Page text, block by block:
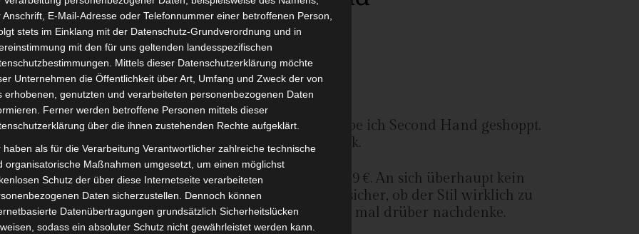
Schnäppchen
3. Juni 2025
Ihr Lieben,
Schätzchen. Diesen zauberhaften Couchtisch habe ich Second Hand geshoppt.
es war nicht unbedingt Liebe auf den ersten Blick.
und gefragt, was er kosten soll. Die Antwort: 39 €. An sich überhaupt kein
in so gutem Zustand. Aber ich war mir einfach unsicher, ob der Stil wirklich zu
habe ich mich bedankt und gesagt, dass ich noch mal drüber nachdenke.
Anschrift, E-Mail-Adresse oder Telefonnummer einer betroffenen Person,
stets im Einklang mit der Datenschutz-Grundverordnung und in
mit den für uns geltenden landesspezifischen
Mittels dieser Datenschutzerklärung möchte
Unternehmen die Öffentlichkeit über Art, Umfang und Zweck der von
erhobenen, genutzten und verarbeiteten personenbezogenen Daten
Ferner werden betroffene Personen mittels dieser
über die ihnen zustehenden Rechte aufgeklärt.
haben als für die Verarbeitung Verantwortlicher zahlreiche technische
organisatorische Maßnahmen umgesetzt, um einen möglichst
Schutz der über diese Internetseite verarbeiteten
Daten sicherzustellen. Dennoch können
Datenübertragungen grundsätzlich Sicherheitslücken
sodass ein absoluter Schutz nicht gewährleistet werden kann.